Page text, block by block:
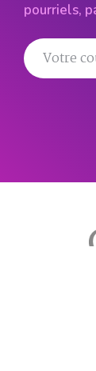
pourriels,